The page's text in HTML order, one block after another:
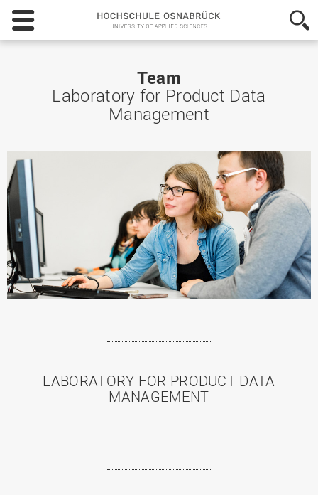
Hochschule
Osnabrück
-
Sciences
Team
Laboratory for Product Data
Management
LABORATORY FOR PRODUCT DATA
MANAGEMENT